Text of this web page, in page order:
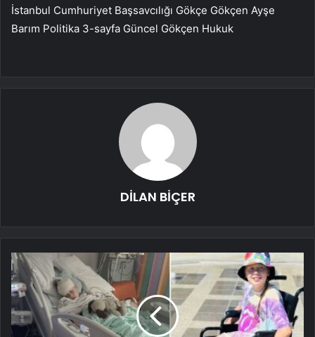
İstanbul Cumhuriyet Başsavcılığı Gökçe Gökçen Ayşe
Barım Politika 3-sayfa Güncel Gökçen Hukuk
DİLAN BİÇER